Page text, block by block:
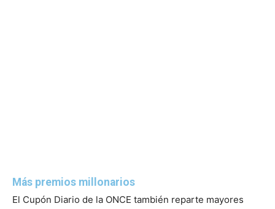
Más premios millonarios
El Cupón Diario de la ONCE también reparte mayores